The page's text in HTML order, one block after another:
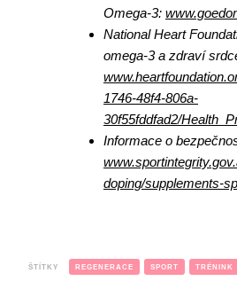
Omega-3:
National Heart
omega-3 a zdraví
1746-48f4-806a-
30f55fddfad2/
Informace o
doping/supplements-
ŠTÍTKY REGENERACE SPORT TRÉNINK